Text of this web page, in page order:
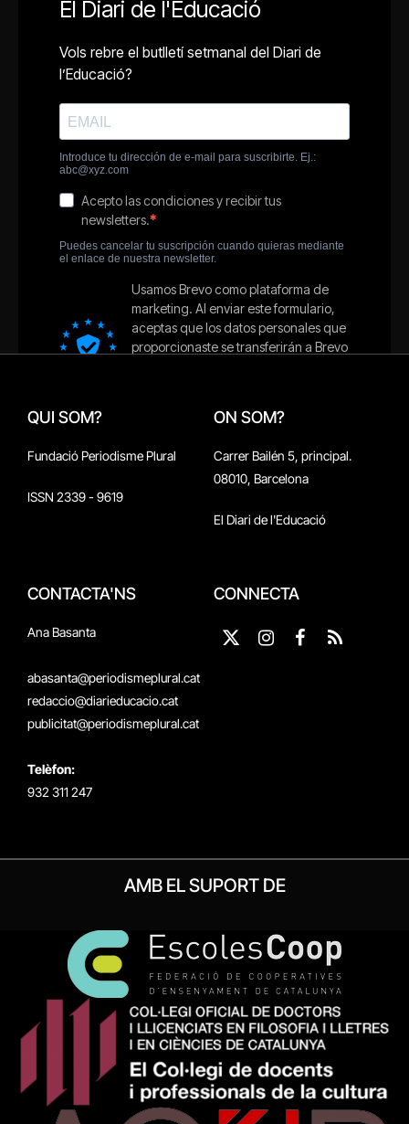
QUI SOM?
Fundació Periodisme Plural
ISSN 2339 - 9619
ON SOM?
Carrer Bailén 5, principal.
08010, Barcelona
El Diari de l'Educació
CONTACTA'NS
Ana Basanta
abasanta@periodismeplural.cat
redaccio@diarieducacio.cat
publicitat@periodismeplural.cat
Telèfon:
932 311 247
CONNECTA
X
Instagram
Facebook
RSS
AMB EL SUPORT DE